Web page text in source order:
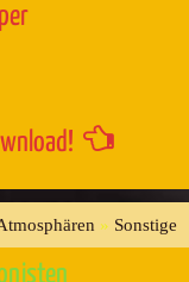
» Sonstige